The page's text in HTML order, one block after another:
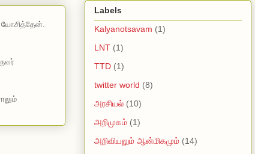
யோசித்தேன்.
Labels
Kalyanotsavam (1)
LNT (1)
TTD (1)
twitter world (8)
அரசியல் (10)
அறிமுகம் (1)
அறிவியலும் ஆன்மிகமும் (14)